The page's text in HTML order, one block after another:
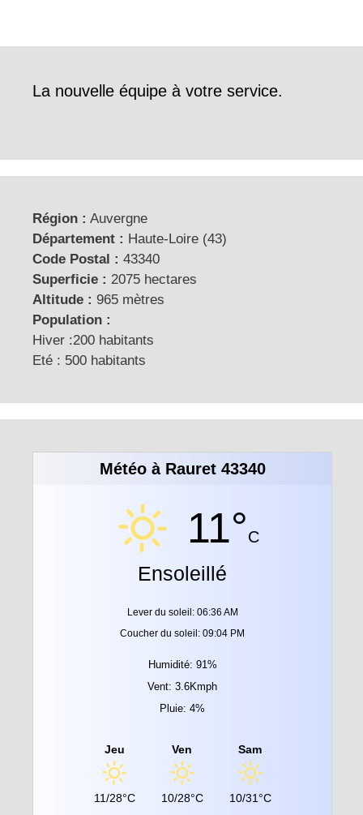
La nouvelle équipe à votre service.
Région : Auvergne
Département : Haute-Loire (43)
Code Postal : 43340
Superficie : 2075 hectares
Altitude : 965 mètres
Population :
Hiver :200 habitants
Eté : 500 habitants
Météo à Rauret 43340
11°C
Ensoleillé
Lever du soleil: 06:36 AM
Coucher du soleil: 09:04 PM
Humidité: 91%
Vent: 3.6Kmph
Pluie: 4%
Jeu
11/28°C
Ven
10/28°C
Sam
10/31°C